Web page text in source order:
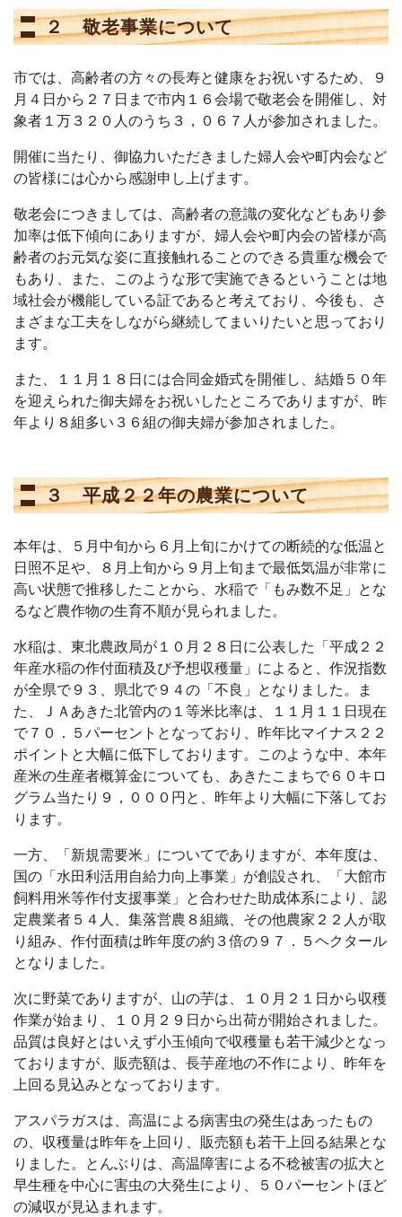
２ 敬老事業について
市では、高齢者の方々の長寿と健康をお祝いするため、９
月４日から２７日まで市内１６会場で敬老会を開催し、対
象者１万３２０人のうち３，０６７人が参加されました。
開催に当たり、御協力いただきました婦人会や町内会など
の皆様には心から感謝申し上げます。
敬老会につきましては、高齢者の意識の変化などもあり参
加率は低下傾向にありますが、婦人会や町内会の皆様が高
齢者のお元気な姿に直接触れることのできる貴重な機会で
もあり、また、このような形で実施できるということは地
域社会が機能している証であると考えており、今後も、さ
まざまな工夫をしながら継続してまいりたいと思っており
ます。
また、１１月１８日には合同金婚式を開催し、結婚５０年
を迎えられた御夫婦をお祝いしたところでありますが、昨
年より８組多い３６組の御夫婦が参加されました。
３ 平成２２年の農業について
本年は、５月中旬から６月上旬にかけての断続的な低温と
日照不足や、８月上旬から９月上旬まで最低気温が非常に
高い状態で推移したことから、水稲で「もみ数不足」とな
るなど農作物の生育不順が見られました。
水稲は、東北農政局が１０月２８日に公表した「平成２２
年産水稲の作付面積及び予想収穫量」によると、作況指数
が全県で９３、県北で９４の「不良」となりました。ま
た、ＪＡあきた北管内の１等米比率は、１１月１１日現在
で７０．５パーセントとなっており、昨年比マイナス２２
ポイントと大幅に低下しております。このような中、本年
産米の生産者概算金についても、あきたこまちで６０キロ
グラム当たり９，０００円と、昨年より大幅に下落してお
ります。
一方、「新規需要米」についてでありますが、本年度は、
国の「水田利活用自給力向上事業」が創設され、「大館市
飼料用米等作付支援事業」と合わせた助成体系により、認
定農業者５４人、集落営農８組織、その他農家２２人が取
り組み、作付面積は昨年度の約３倍の９７．５ヘクタール
となりました。
次に野菜でありますが、山の芋は、１０月２１日から収穫
作業が始まり、１０月２９日から出荷が開始されました。
品質は良好とはいえず小玉傾向で収穫量も若干減少となっ
ておりますが、販売額は、長芋産地の不作により、昨年を
上回る見込みとなっております。
アスパラガスは、高温による病害虫の発生はあったもの
の、収穫量は昨年を上回り、販売額も若干上回る結果とな
りました。とんぶりは、高温障害による不稔被害の拡大と
早生種を中心に害虫の大発生により、５０パーセントほど
の減収が見込まれます。